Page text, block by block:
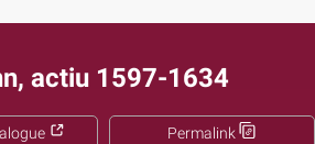
actiu 1597-1634
Permalink